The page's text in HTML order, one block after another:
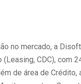
no mercado, a
CDC), com
de área de